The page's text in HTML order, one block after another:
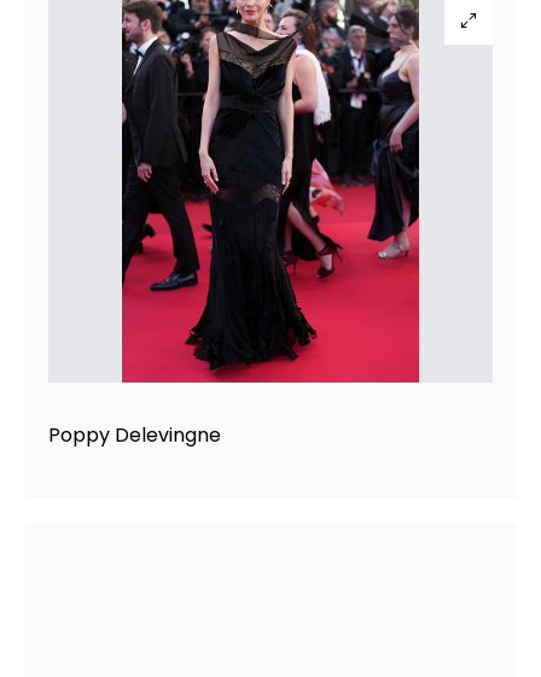
Poppy Delevingne